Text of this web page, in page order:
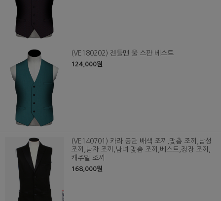
(VE180202) 젠틀맨 울 스판 베스트
124,000원
(VE140701) 카라 공단 배색 조끼,맞춤 조끼,남성
조끼,남자 조끼,남녀 맞춤 조끼,베스트,정장 조끼,
캐주얼 조끼
168,000원